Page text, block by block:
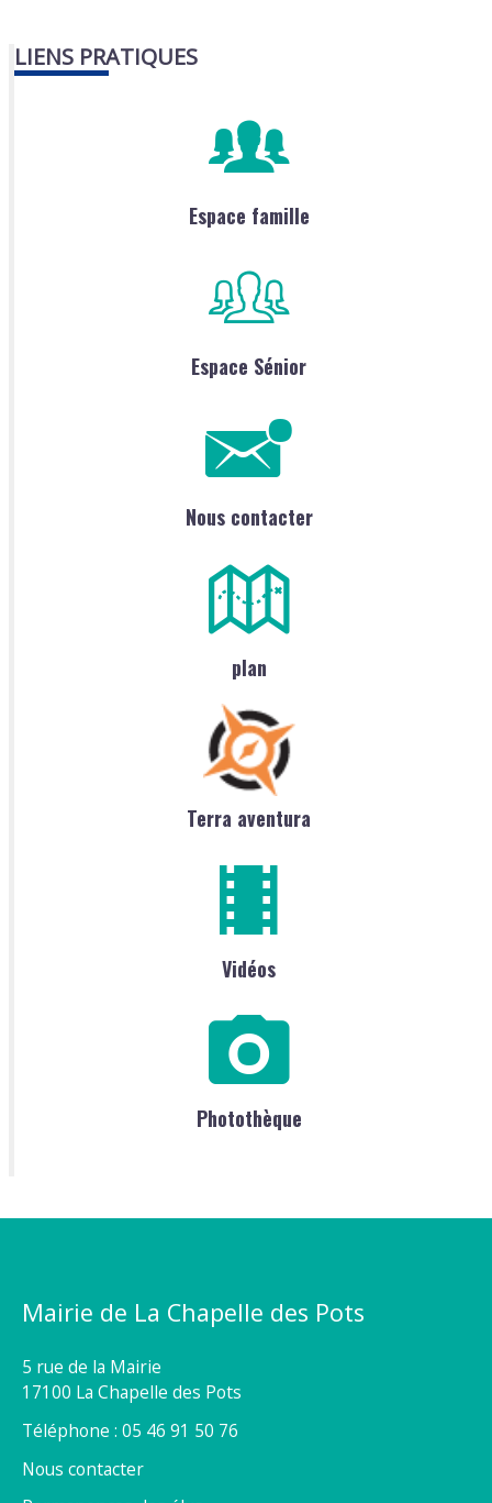
LIENS PRATIQUES
Espace famille
Espace Sénior
Nous contacter
plan
Terra aventura
Vidéos
Photothèque
Mairie de La Chapelle des Pots
5 rue de la Mairie
17100 La Chapelle des Pots
Téléphone : 05 46 91 50 76
Nous contacter